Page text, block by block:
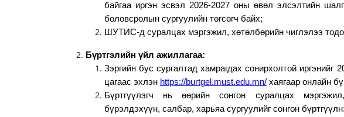
байгаа иргэн эсвэл 2026-2027 оны өвөл элсэлтийн
боловсролын сургуулийн төгсөгч байх;
ШУТИС-д суралцах мэргэжил, хөтөлбөрийн чиглэлээ
Бүртгэлийн үйл ажиллагаа:
Зэргийн бус сургалтад хамрагдах сонирхолтой
цагаас эхлэн https://burtgel.must.edu.mn/ хаягаар онлайн
Бүртгүүлэгч нь өөрийн сонгон суралцах
бүрэлдэхүүн, салбар, харьяа сургуулийг сонгон